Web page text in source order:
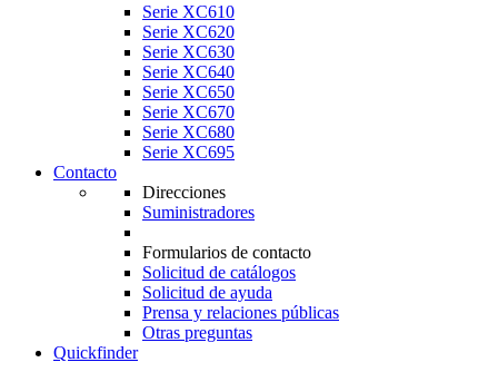
Serie XC610
Serie XC620
Serie XC630
Serie XC640
Serie XC650
Serie XC670
Serie XC680
Serie XC695
Contacto
Direcciones
Suministradores
Formularios de contacto
Solicitud de catálogos
Solicitud de ayuda
Prensa y relaciones públicas
Otras preguntas
Quickfinder